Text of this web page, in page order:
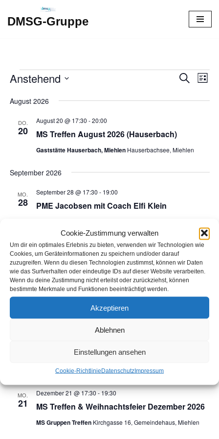
Cookie-Zustimmung verwalten
Um dir ein optimales Erlebnis zu bieten, verwenden wir Technologien wie
Cookies, um Geräteinformationen zu speichern und/oder darauf
zuzugreifen. Wenn du diesen Technologien zustimmst, können wir Daten
wie das Surfverhalten oder eindeutige IDs auf dieser Website verarbeiten.
Wenn du deine Zustimmung nicht erteilst oder zurückziehst, können
bestimmte Merkmale und Funktionen beeinträchtigt werden.
Akzeptieren
Ablehnen
Einstellungen ansehen
Cookie-RichtlinieDatenschutzImpressum
Zum
DMSG-Gruppe
Suche
Suche
Liste
Anstehend
wählen.
August 2026
DO.
20 MS Treffen August 2026 (Hauserbach)
August 20 @ 17:30 -20:00
Gaststätte Hauserbach, Miehlen Hauserbachsee, Miehlen
September 2026
MO.
28 PME Jacobsen mit Coach Elfi Klein
September 28 @ 17:30 - 19:00
MO.
26 MS Treffen Oktober 2026
Oktober 26 @ 17:30 -19:30
MS Gruppen TreffenKirchgasse 16, Gemeindehaus, Miehlen
November 2026
MS Treffen November 2026
November 23 @ 17:30-19:30
MS Gruppen TreffenKirchgasse 16, Gemeindehaus, Miehlen
Dezember 2026
MO.
21 MS Treffen & Weihnachtsfeier Dezember 2026
Dezember 21 @ 17:30 - 19:30
MS Gruppen Treffen Kirchgasse 16, Gemeindehaus, Miehlen